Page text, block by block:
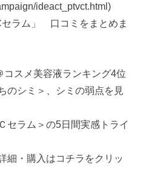
ideact_ptvct.html)
ラム」 口コミをまとめま
スメ美容液ランキング4位
のシミ＞、シミの弱点を見
ラム＞の5日間実感トライ
・購入はコチラをクリッ